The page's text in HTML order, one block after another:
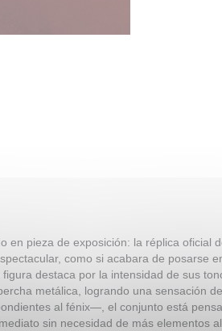
en pieza de exposición: la réplica
como si acabara de posarse
destaca por la intensidad de sus
metálica, logrando una sensación
al fénix—, el conjunto está
sin necesidad de más elementos